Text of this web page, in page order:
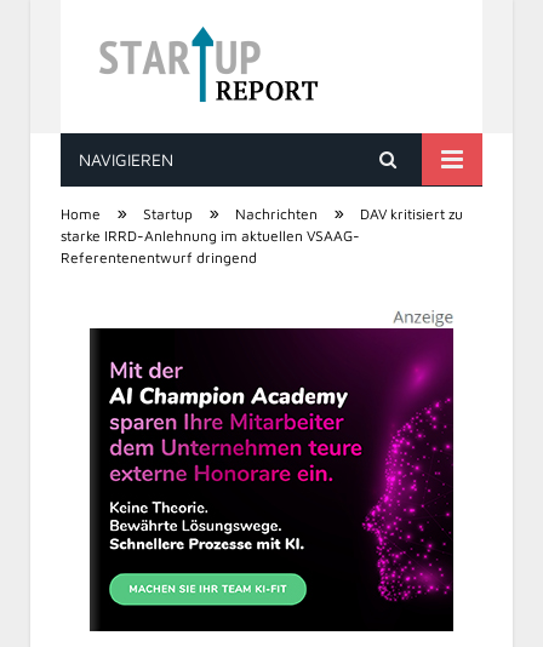
STARTUP REPORT
NAVIGIEREN
Home » Startup » Nachrichten »
DAV kritisiert zu
starke IRRD-Anlehnung im aktuellen VSAAG-
Referentenentwurf dringend